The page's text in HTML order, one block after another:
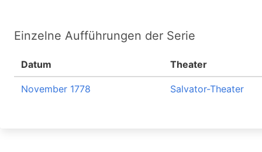
Einzelne Aufführungen der Serie
Datum Theater
November 1778 Salvator-Theater